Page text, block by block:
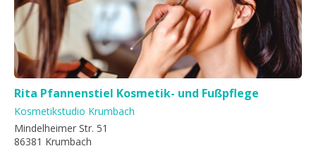
Rita Pfannenstiel Kosmetik- und Fußpflege
Kosmetikstudio Krumbach
Mindelheimer Str. 51
86381 Krumbach